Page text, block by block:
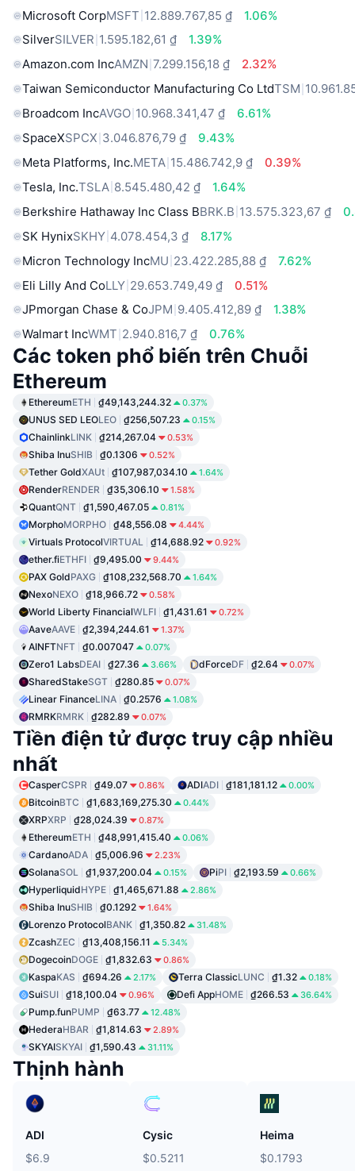
Microsoft CorpMSFT 12.889.767,85 ₫
1.06%
SilverSILVER 1.595.182,61 ₫
1.39%
Amazon.com IncAMZN 7.299.156,18 ₫
2.32%
Taiwan Semiconductor Manufacturing Co LtdTSM
Broadcom IncAVGO 10.968.341,47 ₫
6.61%
SpaceXSPCX 3.046.876,79 ₫
9.43%
Meta Platforms, Inc.META 15.486.742,9 ₫
0.39%
Tesla, Inc.TSLA 8.545.480,42 ₫
1.64%
Berkshire Hathaway Inc Class BBRK.B 13.575.323,67 ₫
SK HynixSKHY 4.078.454,3 ₫
8.17%
Micron Technology IncMU 23.422.285,88 ₫
7.62%
Eli Lilly And CoLLY 29.653.749,49 ₫
0.51%
JPmorgan Chase & CoJPM 9.405.412,89 ₫
1.38%
Walmart IncWMT 2.940.816,7 ₫ 0.76%
Các token phổ biến trên Chuỗi
Ethereum
EthereumETH ₫49,143,244.32 0.37%
UNUS SED LEOLEO ₫256,507.23 0.15%
ChainlinkLINK ₫214,267.04 0.53%
Shiba InuSHIB ₫0.1306 0.52%
Tether GoldXAUt ₫107,987,034.10 1.64%
RenderRENDER ₫35,306.10 1.58%
QuantQNT ₫1,590,467.05 0.81%
MorphoMORPHO ₫48,556.08 4.44%
Virtuals ProtocolVIRTUAL ₫14,688.92 0.92%
ether.fiETHFI ₫9,495.00 9.44%
PAX GoldPAXG ₫108,232,568.70 1.64%
NexoNEXO ₫18,966.72 0.58%
World Liberty FinancialWLFI ₫1,431.61 0.72%
AaveAAVE ₫2,394,244.61 1.37%
AINFTNFT ₫0.007047 0.07%
Zero1 LabsDEAI ₫27.36 3.66% dForceDF ₫2.64 0.07%
SharedStakeSGT ₫280.85 0.07%
Linear FinanceLINA ₫0.2576 1.08%
RMRKRMRK ₫282.89 0.07%
Tiền điện tử được truy cập nhiều
nhất
CasperCSPR ₫49.07 0.86% ADIADI ₫181,181.12 0.00%
BitcoinBTC ₫1,683,169,275.30 0.44%
XRPXRP ₫28,024.39 0.87%
EthereumETH ₫48,991,415.40 0.06%
CardanoADA ₫5,006.96 2.23%
SolanaSOL ₫1,937,200.04 0.15% PiPI ₫2,193.59 0.66%
HyperliquidHYPE ₫1,465,671.88 2.86%
Shiba InuSHIB ₫0.1292 1.64%
Lorenzo ProtocolBANK ₫1,350.82 31.48%
ZcashZEC ₫13,408,156.11 5.34%
DogecoinDOGE ₫1,832.63 0.86%
KaspaKAS ₫694.26 2.17% Terra ClassicLUNC ₫1.32 0.18%
SuiSUI ₫18,100.04 0.96% Defi AppHOME ₫266.53 36.64%
Pump.funPUMP ₫63.77 12.48%
HederaHBAR ₫1,814.63 2.89%
SKYAISKYAI ₫1,590.43 31.11%
Thịnh hành
ADI
$6.9
Cysic
$0.5211
Heima
$0.1793